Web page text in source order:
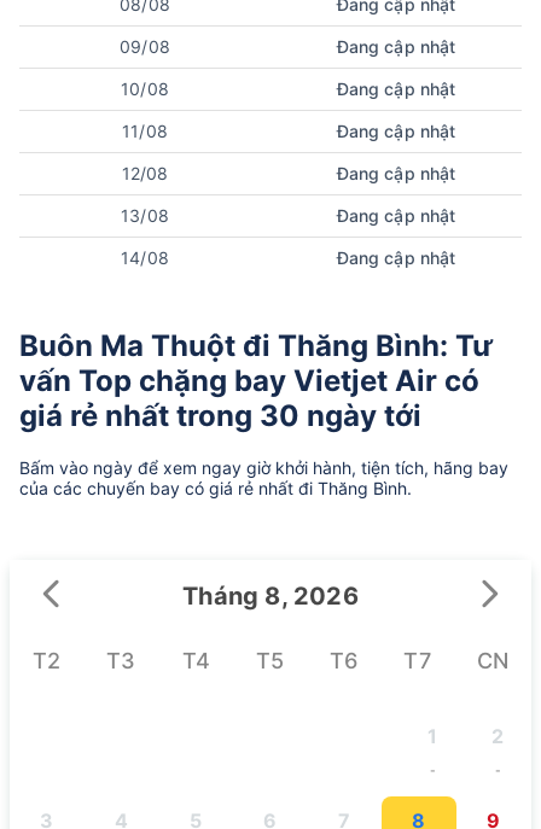
09/08 Đang cập nhật
10/08 Đang cập nhật
11/08 Đang cập nhật
12/08 Đang cập nhật
13/08 Đang cập nhật
14/08 Đang cập nhật
Buôn Ma Thuột đi Thăng Bình: Tư
vấn Top chặng bay Vietjet Air có
giá rẻ nhất trong 30 ngày tới
Bấm vào ngày để xem ngay giờ khởi hành, tiện tích, hãng bay
của các chuyến bay có giá rẻ nhất đi Thăng Bình.
Tháng 8, 2026
T2 T3 T4 T5 T6 T7 CN
1
-
2
-
3 4 5 6 7 8 9